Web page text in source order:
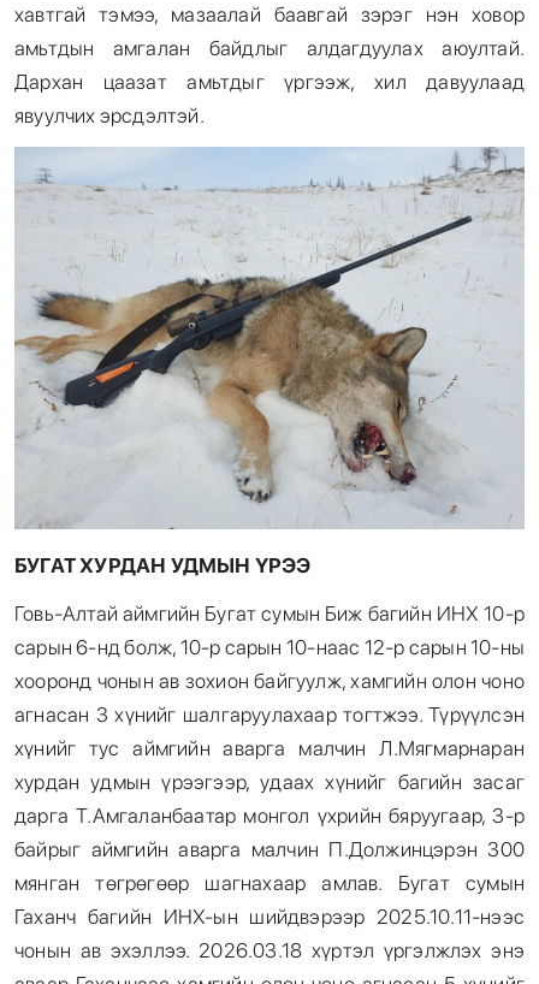
хавтгай тэмээ, мазаалай баавгай зэрэг нэн ховор
амьтдын амгалан байдлыг алдагдуулах аюултай.
Дархан цаазат амьтдыг үргээж, хил давуулаад
явуулчих эрсдэлтэй.
БУГАТ ХУРДАН УДМЫН ҮРЭЭ
Говь-Алтай аймгийн Бугат сумын Биж багийн ИНХ 10-р
сарын 6-нд болж, 10-р сарын 10-наас 12-р сарын 10-ны
хооронд чонын ав зохион байгуулж, хамгийн олон чоно
агнасан 3 хүнийг шалгаруулахаар тогтжээ. Түрүүлсэн
хүнийг тус аймгийн аварга малчин Л.Мягмарнаран
хурдан удмын үрээгээр, удаах хүнийг багийн засаг
дарга Т.Амгаланбаатар монгол үхрийн бяруугаар, 3-р
байрыг аймгийн аварга малчин П.Должинцэрэн 300
мянган төгрөгөөр шагнахаар амлав. Бугат сумын
Гаханч багийн ИНХ-ын шийдвэрээр 2025.10.11-нээс
чонын ав эхэллээ. 2026.03.18 хүртэл үргэлжлэх энэ